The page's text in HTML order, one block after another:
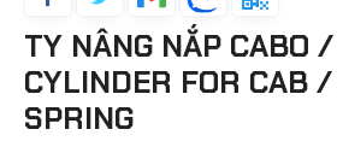
TY NÂNG NẮP CABO
CYLINDER FOR CAB /
SPRING